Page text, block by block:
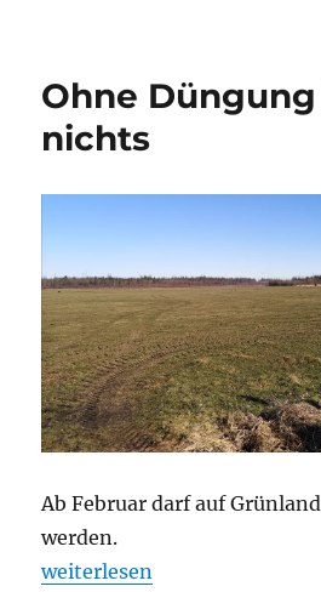
die
Politik
Ohne
nichts
Ab Februar darf auf
werden.
„Ohne Düngung läuft nichts“
weiterlesen